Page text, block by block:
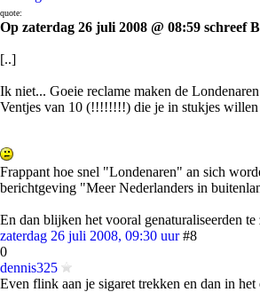
quote:
Op zaterdag 26 juli 2008 @ 08:59 schreef
[..]
Ik niet... Goeie reclame maken de
Ventjes van 10 (!!!!!!!!) die je in stukjes willen
Frappant hoe snel "Londenaren" an sich
berichtgeving "Meer Nederlanders in
En dan blijken het vooral genaturaliseerden te
zaterdag 26 juli 2008, 09:30 uur #8
0
dennis325
Even flink aan je sigaret trekken en dan in